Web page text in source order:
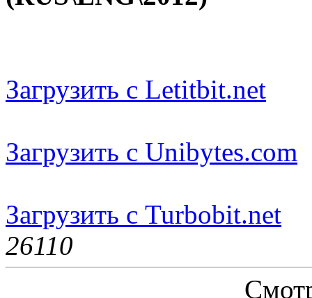
Загрузить с Letitbit.net
Загрузить с Unibytes.com
Загрузить с Turbobit.net
26110